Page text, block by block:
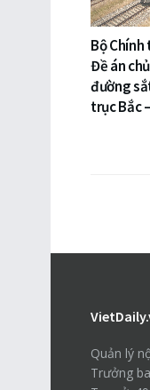
Bộ Chính
Đề án
đường
trục Bắc
Quản lý
Trưởng